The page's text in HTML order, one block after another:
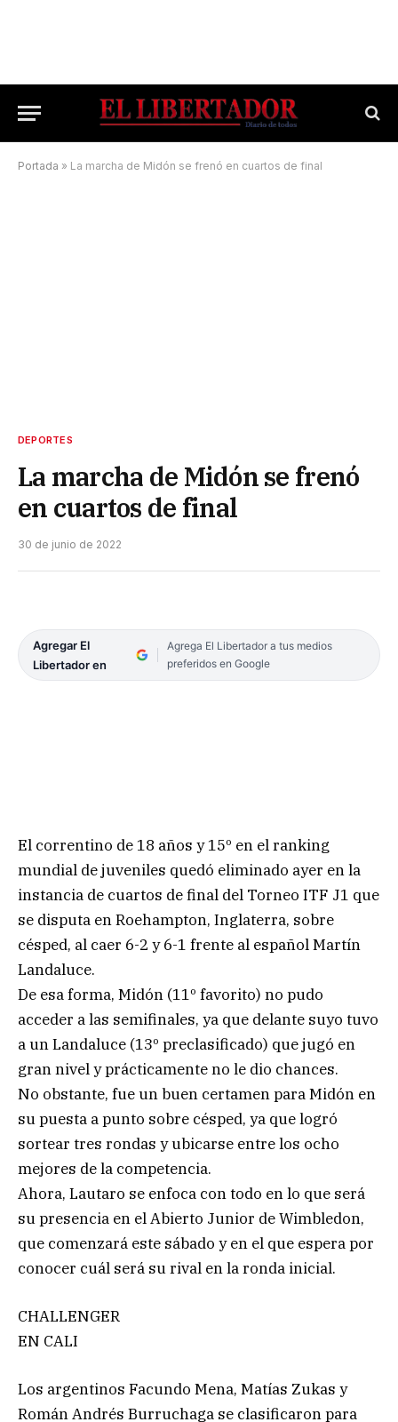
Portada » La marcha de Midón se frenó en cuartos de final
DEPORTES
La marcha de Midón se frenó
en cuartos de final
30 de junio de 2022
Agregar El
Libertador en
Agrega El Libertador a tus medios
preferidos en Google
El correntino de 18 años y 15º en el ranking
mundial de juveniles quedó eliminado ayer en la
instancia de cuartos de final del Torneo ITF J1 que
se disputa en Roehampton, Inglaterra, sobre
césped, al caer 6-2 y 6-1 frente al español Martín
Landaluce.
De esa forma, Midón (11º favorito) no pudo
acceder a las semifinales, ya que delante suyo tuvo
a un Landaluce (13º preclasificado) que jugó en
gran nivel y prácticamente no le dio chances.
No obstante, fue un buen certamen para Midón en
su puesta a punto sobre césped, ya que logró
sortear tres rondas y ubicarse entre los ocho
mejores de la competencia.
Ahora, Lautaro se enfoca con todo en lo que será
su presencia en el Abierto Junior de Wimbledon,
que comenzará este sábado y en el que espera por
conocer cuál será su rival en la ronda inicial.
CHALLENGER
EN CALI
Los argentinos Facundo Mena, Matías Zukas y
Román Andrés Burruchaga se clasificaron para